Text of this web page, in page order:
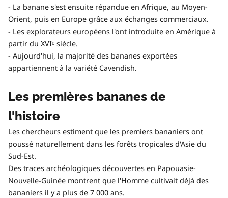
- La banane s'est ensuite répandue en Afrique, au Moyen-
Orient, puis en Europe grâce aux échanges commerciaux.
- Les explorateurs européens l'ont introduite en Amérique à
partir du XVIᵉ siècle.
- Aujourd'hui, la majorité des bananes exportées
appartiennent à la variété Cavendish.
Les premières bananes de
l'histoire
Les chercheurs estiment que les premiers bananiers ont
poussé naturellement dans les forêts tropicales d'Asie du
Sud-Est.
Des traces archéologiques découvertes en Papouasie-
Nouvelle-Guinée montrent que l'Homme cultivait déjà des
bananiers il y a plus de 7 000 ans.